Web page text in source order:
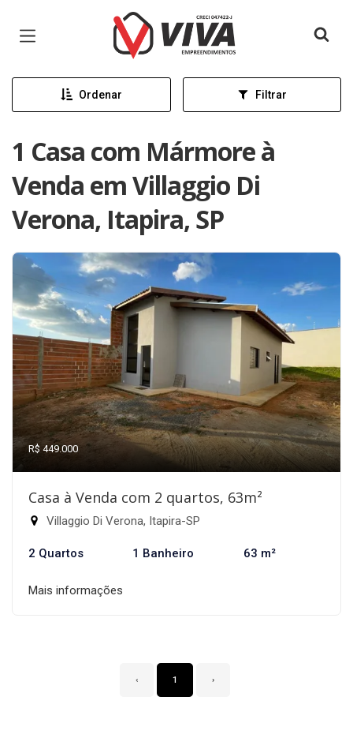
Página inicial
Ordenar Filtrar
1 Casa com Mármore à
Venda em Villaggio Di
Verona, Itapira, SP
R$ 449.000
Casa à Venda com 2 quartos, 63m²
Villaggio Di Verona, Itapira-SP
2 Quartos 1 Banheiro 63 m²
Mais informações
‹ 1 ›